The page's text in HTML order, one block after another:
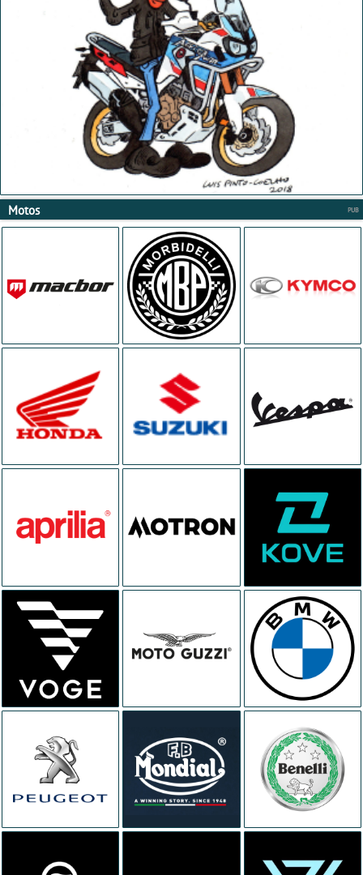
Motos